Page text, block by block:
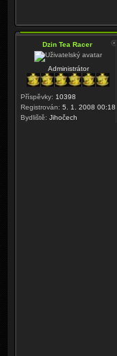
Dzin Tea Racer
Administrátor
Příspěvky: 10398
Registrován: 5. 1. 2008 00:18
Bydliště: Jihočech